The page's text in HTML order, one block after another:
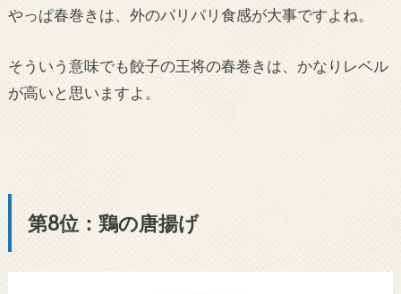
やっぱ春巻きは、外のパリパリ食感が大事ですよね。
そういう意味でも餃子の王将の春巻きは、かなりレベル
が高いと思いますよ。
第8位：鶏の唐揚げ